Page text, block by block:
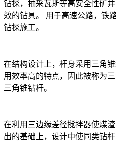
钻探，抽采瓦斯等高安全性矿
效的钻具。 用于高速公路，铁
钻探施工。
在结构设计上，杆身采用三角
用效率高的特点，因此被称为
三角锥钻杆。
在利用三边缘差径搅拌器使煤
出的基础上，设计中使同类钻杆